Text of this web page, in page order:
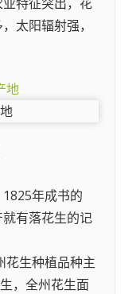
太阳辐射强，
年成书的
就有落花生的记
花生种植品种主
，全州花生面